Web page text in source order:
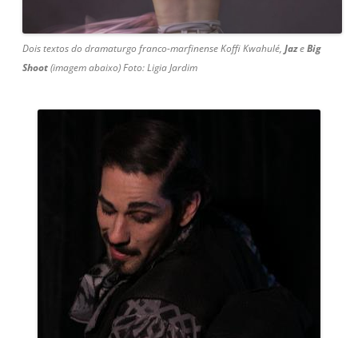
Dois textos do dramaturgo franco-marfinense Koffi Kwahulé, JazeBig
Shoot(imagem abaixo) Foto:Ligia Jardim